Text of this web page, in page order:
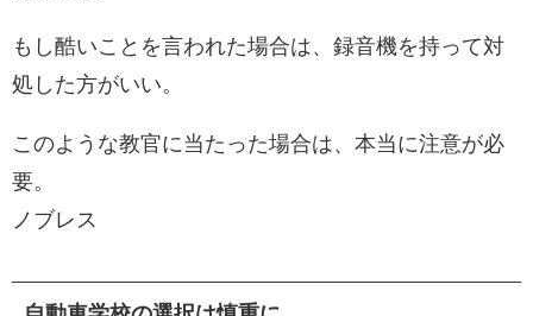
もし酷いことを言われた場合は、録音機を持って対
処した方がいい。
このような教官に当たった場合は、本当に注意が必
要。
ノブレス